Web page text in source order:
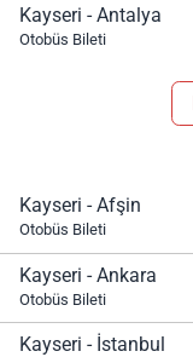
Kayseri - Antalya
Otobüs Bileti
Kayseri - Afşin
Otobüs Bileti
Kayseri - Ankara
Otobüs Bileti
Kayseri - İstanbul